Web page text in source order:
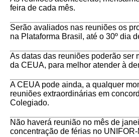
feira de cada mês.
Serão avaliados nas reuniões os
na Plataforma Brasil, até o 30º dia
As datas das reuniões poderão ser
da CEUA, para melhor atender à
A CEUA pode ainda, a qualquer
reuniões extraordinárias em
Colegiado.
Não haverá reunião no mês de
concentração de férias no UNIFOR-